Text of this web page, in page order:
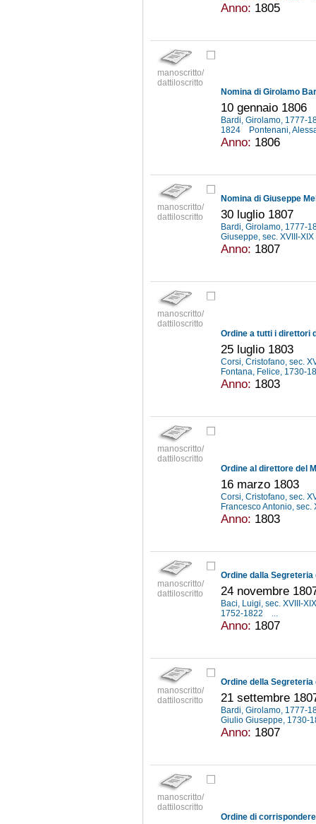
Anno: 1805
manoscritto/
dattiloscritto
Nomina di Girolamo
10 gennaio 1806
Bardi, Girolamo, 1777-
1824
Pontenani,
Anno: 1806
manoscritto/
dattiloscritto
30 luglio 1807
Bardi, Girolamo, 1777-
Giuseppe, sec. XVIII-XIX
Anno: 1807
manoscritto/
dattiloscritto
25 luglio 1803
Corsi, Cristofano, sec.
Fontana, Felice, 1730-
Anno: 1803
manoscritto/
dattiloscritto
16 marzo 1803
Corsi, Cristofano, sec.
Francesco Antonio, sec.
Anno: 1803
manoscritto/
dattiloscritto
24 novembre
Baci, Luigi, sec. XVIII-
1752-1822
...
Anno: 1807
manoscritto/
dattiloscritto
21 settembre
Bardi, Girolamo, 1777-
Giulio Giuseppe, 1730-
Anno: 1807
manoscritto/
dattiloscritto